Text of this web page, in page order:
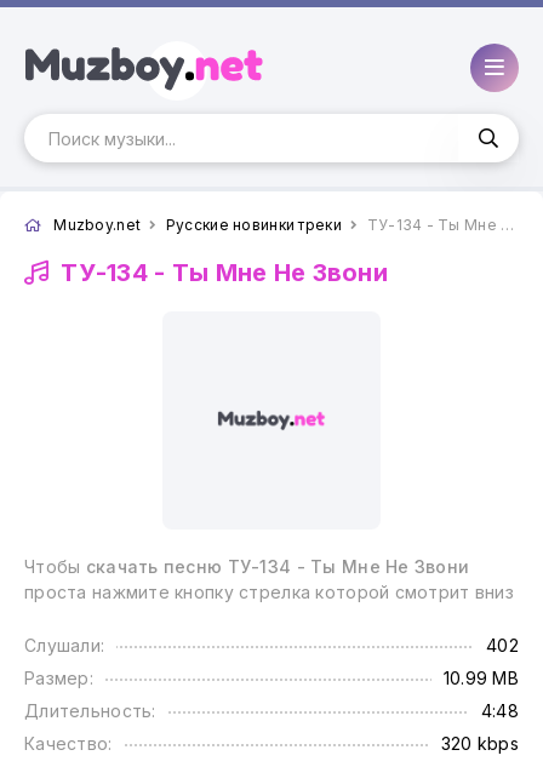
Muzboy.net Русские новинки треки ТУ-134 - Ты Мне Не Звони
ТУ-134 - Ты Мне Не Звони
Чтобы скачать песню ТУ-134 - Ты Мне Не Звони
проста нажмите кнопку стрелка которой смотрит вниз
Слушали:
402
Размер:
10.99 MB
Длительность:
4:48
Качество:
320 kbps